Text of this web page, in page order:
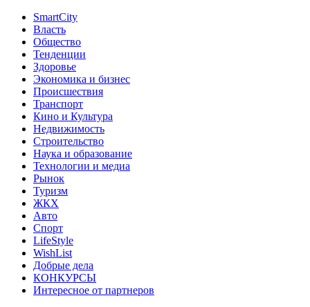
SmartCity
Власть
Общество
Тенденции
Здоровье
Экономика и бизнес
Происшествия
Транспорт
Кино и Культура
Недвижимость
Строительство
Наука и образование
Технологии и медиа
Рынок
Туризм
ЖКХ
Авто
Спорт
LifeStyle
WishList
Добрые дела
КОНКУРСЫ
Интересное от партнеров